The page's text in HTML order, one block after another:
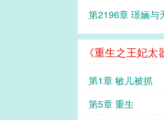
第2196章 璟婳与
《重生之王妃
第1章 敏儿被抓
第5章 重生